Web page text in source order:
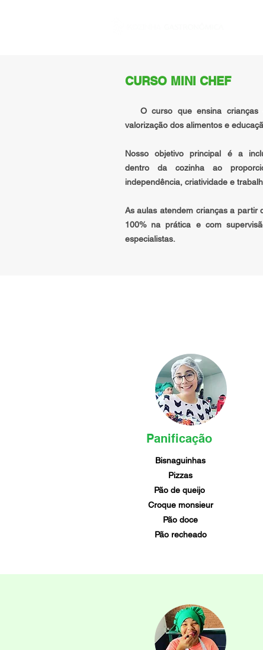
CURSO MINI CHEF
O curso que ensina crianças
valorização dos alimentos e
Nosso objetivo principal é a
dentro da cozinha ao
independência, criatividade e
As aulas atendem crianças a partir
100% na prática e com
especialistas.
Panificação
Bisnaguinhas
Pizzas
Pão de queijo
Croque monsieur
Pão doce
Pão recheado